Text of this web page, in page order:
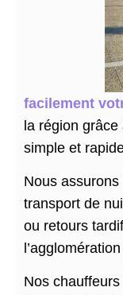
facilement
la région
simple et
Nous
transport de
ou retours
Nos